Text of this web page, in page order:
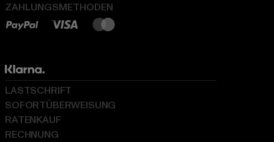
ZAHLUNGSMETHODEN
LASTSCHRIFT
SOFORTÜBERWEISUNG
RATENKAUF
RECHNUNG